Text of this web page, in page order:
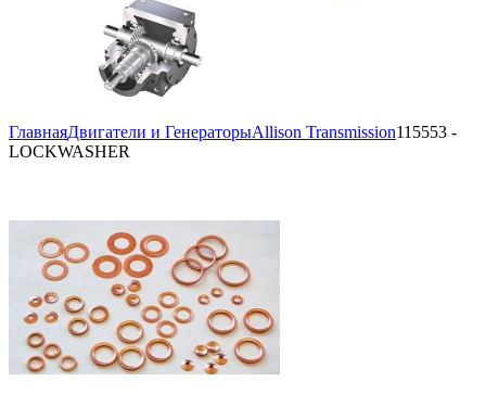
ГлавнаяДвигатели и ГенераторыAllison Transmission115553 -
LOCKWASHER